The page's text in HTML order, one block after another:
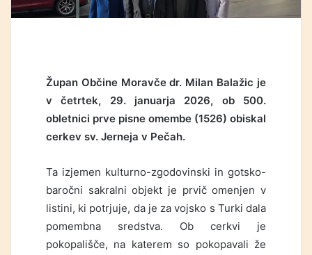
Župan Občine Moravče dr. Milan Balažic je
v četrtek, 29. januarja 2026, ob 500.
obletnici prve pisne omembe (1526) obiskal
cerkev sv. Jerneja v Pečah.
Ta izjemen kulturno-zgodovinski in gotsko-
baročni sakralni objekt je prvič omenjen v
listini, ki potrjuje, da je za vojsko s Turki dala
pomembna sredstva. Ob cerkvi je
pokopališče, na katerem so pokopavali že